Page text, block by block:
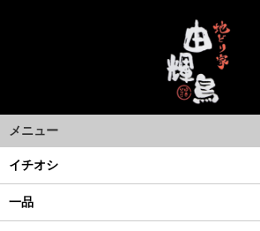
メニュー
イチオシ
一品